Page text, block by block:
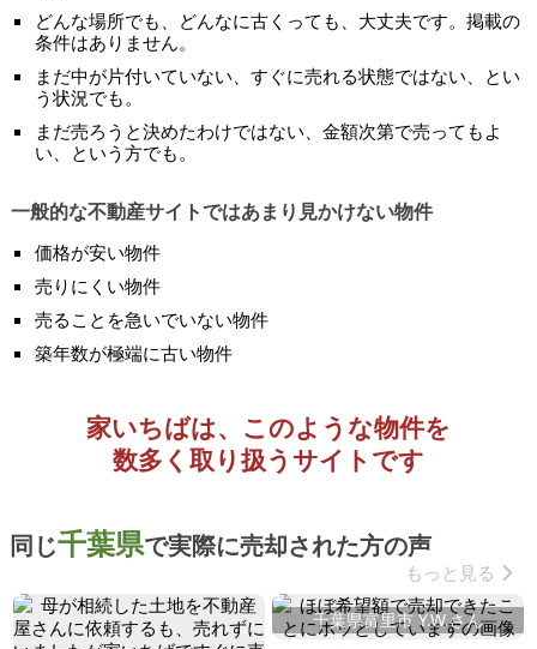
どんな場所でも、どんなに古くっても、大丈夫です。掲載の
条件はありません。
まだ中が片付いていない、すぐに売れる状態ではない、とい
う状況でも。
まだ売ろうと決めたわけではない、金額次第で売ってもよ
い、という方でも。
一般的な不動産サイトではあまり見かけない物件
価格が安い物件
売りにくい物件
売ることを急いでいない物件
築年数が極端に古い物件
家いちばは、このような物件を
数多く取り扱うサイトです
同じ千葉県で実際に売却された方の声
もっと見る
千葉県富里市 Y.W.さん